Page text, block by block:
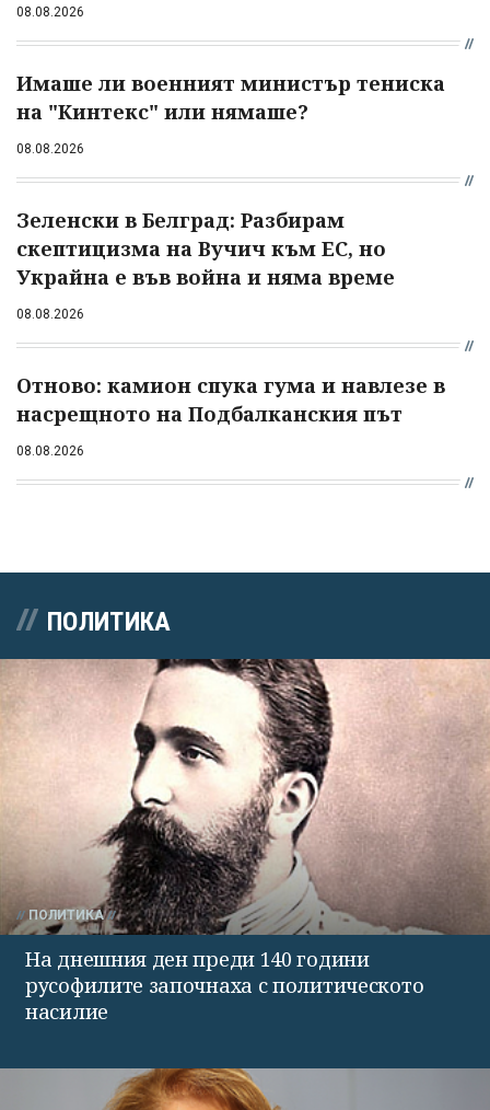
08.08.2026
Имаше ли военният министър тениска
на "Кинтекс" или нямаше?
08.08.2026
Зеленски в Белград: Разбирам
скептицизма на Вучич към ЕС, но
Украйна е във война и няма време
08.08.2026
Отново: камион спука гума и навлезе в
насрещното на Подбалканския път
08.08.2026
ПОЛИТИКА
ПОЛИТИКА
На днешния ден преди 140 години
русофилите започнаха с политическото
насилие